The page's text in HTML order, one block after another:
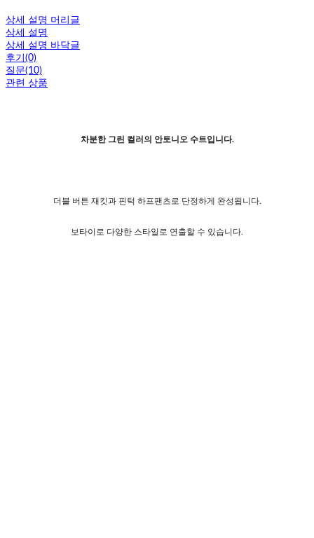
상세 설명 머리글
상세 설명
상세 설명 바닥글
후기(0)
질문(10)
관련 상품
차분한 그린 컬러의 안토니오 수트입니다.
더블 버튼 재킷과 핀턱 하프팬츠로 단정하게 완성됩니다.
보타이로 다양한 스타일로 연출할 수 있습니다.